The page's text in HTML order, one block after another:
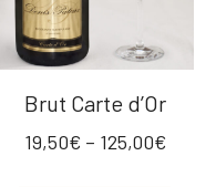
Brut Carte d’Or
19,50€ – 125,00€